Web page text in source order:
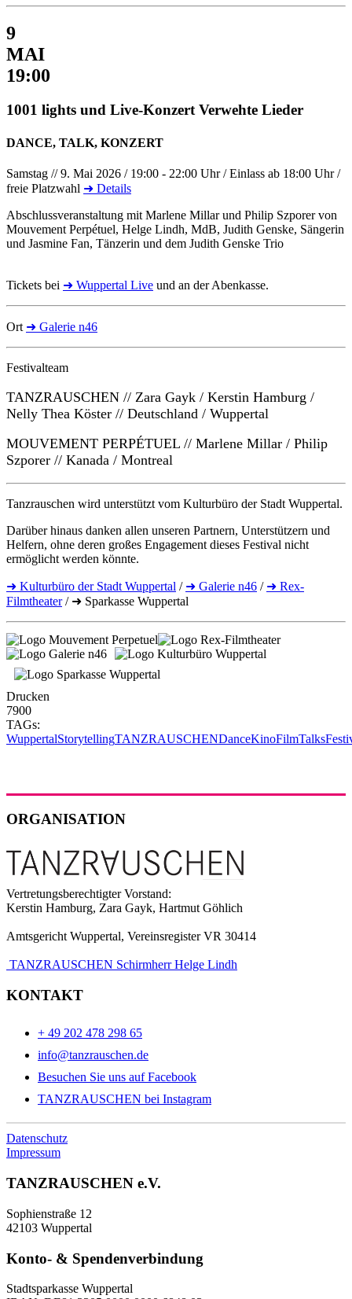
9
MAI
19:00
1001 lights und Live-Konzert Verwehte Lieder
DANCE, TALK, KONZERT
Samstag // 9. Mai 2026 / 19:00 - 22:00 Uhr / Einlass ab 18:00 Uhr /
freie Platzwahl ➜ Details
Abschlussveranstaltung mit Marlene Millar und Philip Szporer von
Mouvement Perpétuel, Helge Lindh, MdB, Judith Genske, Sängerin
und Jasmine Fan, Tänzerin und dem Judith Genske Trio
Tickets bei ➜ Wuppertal Live und an der Abenkasse.
Ort ➜ Galerie n46
Festivalteam
TANZRAUSCHEN // Zara Gayk / Kerstin Hamburg /
Nelly Thea Köster // Deutschland / Wuppertal
MOUVEMENT PERPÉTUEL // Marlene Millar / Philip
Szporer // Kanada / Montreal
Tanzrauschen wird unterstützt vom Kulturbüro der Stadt Wuppertal.
Darüber hinaus danken allen unseren Partnern, Unterstützern und
Helfern, ohne deren großes Engagement dieses Festival nicht
ermöglicht werden könnte.
➜ Kulturbüro der Stadt Wuppertal / ➜ Galerie n46 / ➜ Rex-
Filmtheater/ ➜ Sparkasse Wuppertal
Drucken
7900
TAGs:
WuppertalStorytellingTANZRAUSCHENDanceKinoFilmTalks
ORGANISATION
Vertretungsberechtigter Vorstand:
Kerstin Hamburg, Zara Gayk, Hartmut Göhlich
Amtsgericht Wuppertal, Vereinsregister VR 30414
TANZRAUSCHEN Schirmherr Helge Lindh
KONTAKT
+ 49 202 478 298 65
info@tanzrauschen.de
Besuchen Sie uns auf Facebook
TANZRAUSCHEN bei Instagram
Datenschutz
Impressum
TANZRAUSCHEN e.V.
Sophienstraße 12
42103 Wuppertal
Konto- & Spendenverbindung
Stadtsparkasse Wuppertal